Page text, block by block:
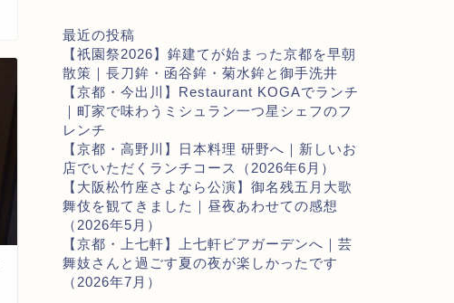
最近の投稿
【祇園祭2026】鉾建てが始まった京都を早朝
散策｜長刀鉾・函谷鉾・菊水鉾と御手洗井
【京都・今出川】Restaurant KOGAでランチ
｜町家で味わうミシュラン一つ星シェフのフ
レンチ
【京都・高野川】日本料理 研野へ｜新しいお
店でいただくランチコース（2026年6月）
【大阪松竹座さよなら公演】御名残五月大歌
舞伎を観てきました｜昼夜あわせての感想
（2026年5月）
【京都・上七軒】上七軒ビアガーデンへ｜芸
舞妓さんと過ごす夏の夜が楽しかったです
（2026年7月）